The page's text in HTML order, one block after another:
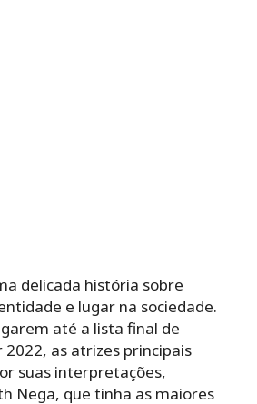
delicada história sobre
e lugar na sociedade.
até a lista final de
2022, as atrizes principais
suas interpretações,
Nega, que tinha as maiores